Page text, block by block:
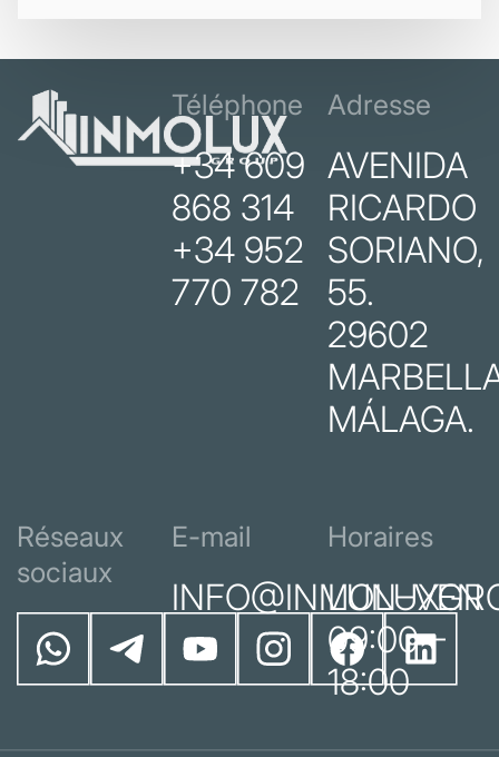
Téléphone
+34 609
868 314
+34 952
770 782
Adresse
AVENIDA
RICARDO
SORIANO,
55.
29602
MÁLAGA.
Réseaux
sociaux
E-mail Horaires
LUN–VEN
09:00 –
18:00